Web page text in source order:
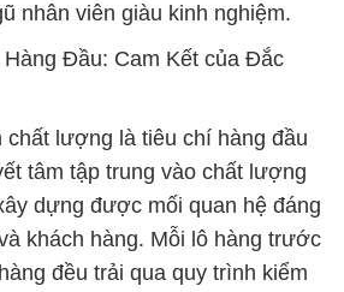
nhân viên giàu kinh nghiệm.
Đầu: Cam Kết của Đắc
chất lượng là tiêu chí hàng đầu
tâm tập trung vào chất lượng
dựng được mối quan hệ đáng
khách hàng. Mỗi lô hàng trước
đều trải qua quy trình kiểm